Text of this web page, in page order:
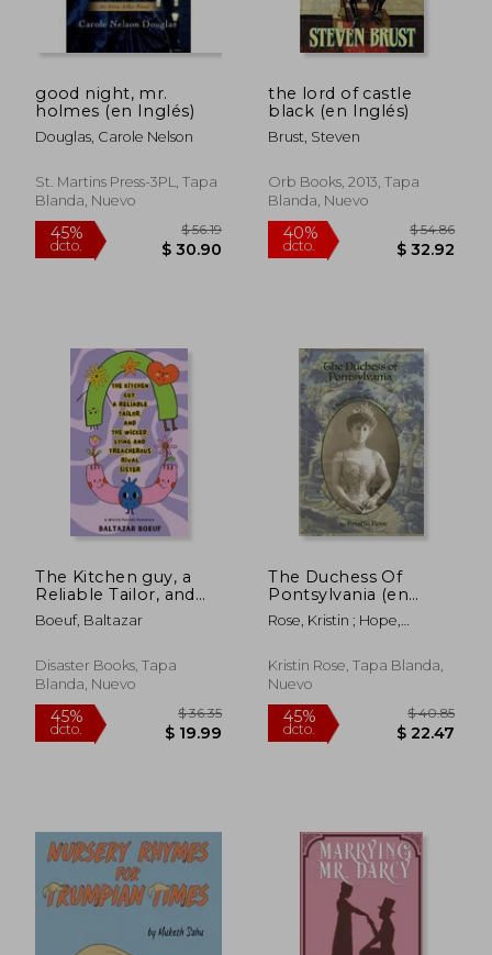
45%
dcto. $ 33.90
45%
dcto.
good night, mr.
holmes (en Inglés)
Douglas, Carole Nelson
St. Martins Press-3PL, Tapa
Blanda, Nuevo
the lord of castle
black (en Inglés)
Brust, Steven
Orb Books, 2013, Tapa
Blanda, Nuevo
The Kitchen guy, a
Reliable Tailor, and
the Wicked, Lying
and Treacherous Rival
Boeuf, Baltazar
Disaster Books, Tapa
Blanda, Nuevo
The Duchess Of
Pontsylvania (en
Inglés)
Rose, Kristin ; Hope,
Kristin Rose, Tapa Blanda,
Nuevo